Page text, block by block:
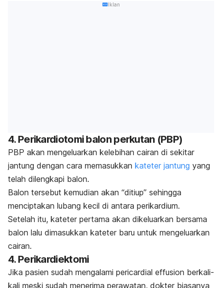
Iklan
4. Perikardiotomi balon perkutan (PBP)
PBP akan mengeluarkan kelebihan cairan di sekitar
jantung dengan cara memasukkan kateter jantung yang
telah dilengkapi balon.
Balon tersebut kemudian akan “ditiup” sehingga
menciptakan lubang kecil di antara perikardium.
Setelah itu, kateter pertama akan dikeluarkan bersama
balon lalu dimasukkan kateter baru untuk mengeluarkan
cairan.
4. Perikardiektomi
Jika pasien sudah mengalami pericardial effusion berkali-
kali meski sudah menerima perawatan, dokter biasanya